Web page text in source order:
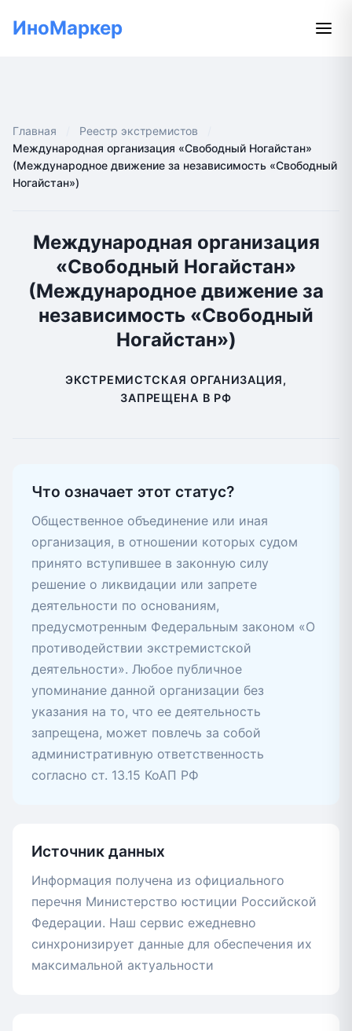
ИноМаркер
Главная
Реестр экстремистов
Международная организация «Свободный Ногайстан»
(Международное движение за независимость «Свободный
Ногайстан»)
Международная организация
«Свободный Ногайстан»
(Международное движение за
независимость «Свободный
Ногайстан»)
ЭКСТРЕМИСТСКАЯ ОРГАНИЗАЦИЯ,
ЗАПРЕЩЕНА В РФ
Что означает этот статус?
Общественное объединение или иная
организация, в отношении которых судом
принято вступившее в законную силу
решение о ликвидации или запрете
деятельности по основаниям,
предусмотренным Федеральным законом «О
противодействии экстремистской
деятельности». Любое публичное
упоминание данной организации без
указания на то, что ее деятельность
запрещена, может повлечь за собой
административную ответственность
согласно ст. 13.15 КоАП РФ
Источник данных
Информация получена из официального
перечня Министерство юстиции Российской
Федерации. Наш сервис ежедневно
синхронизирует данные для обеспечения их
максимальной актуальности